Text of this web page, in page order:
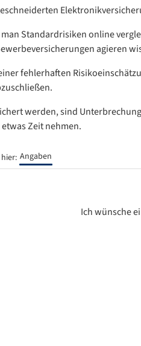
Standardrisiken online
agieren
fehlerhaften
werden, sind
Zeit nehmen.
Angaben
Ich wünsche